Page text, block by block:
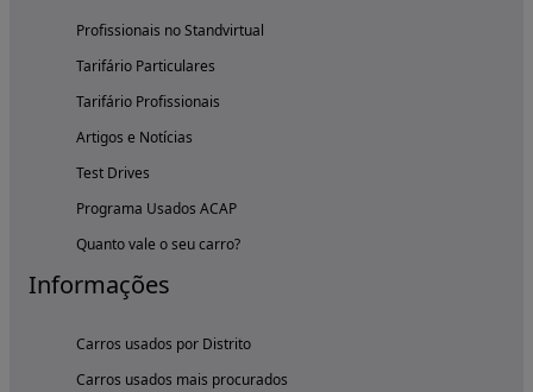
Profissionais no Standvirtual
Tarifário Particulares
Tarifário Profissionais
Artigos e Notícias
Test Drives
Programa Usados ACAP
Quanto vale o seu carro?
Informações
Carros usados por Distrito
Carros usados mais procurados